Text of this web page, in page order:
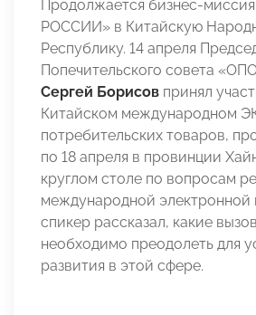
Продолжается бизнес-
РОССИИ» в Китайскую
Республику. 14 апреля
Попечительского совета
Сергей Борисов принял
Китайском международном
потребительских товаров,
по 18 апреля в провинции
круглом столе по вопросам
международной
спикер рассказал, какие
необходимо преодолеть для
развития в этой сфере.